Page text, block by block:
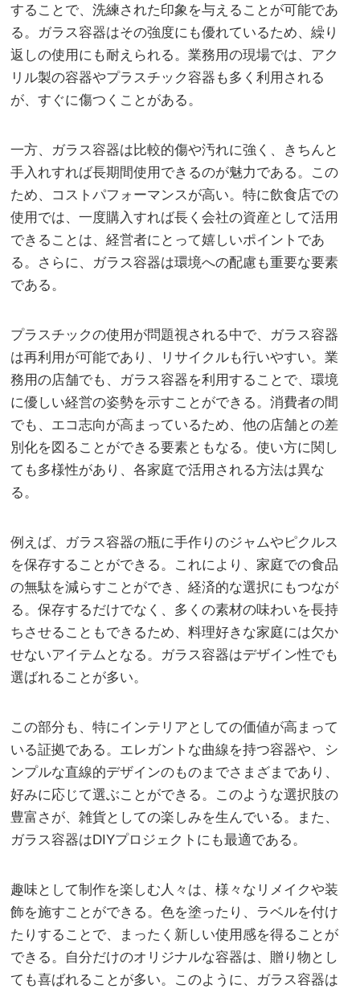
することで、洗練された印象を与えることが可能であ
る。ガラス容器はその強度にも優れているため、繰り
返しの使用にも耐えられる。業務用の現場では、アク
リル製の容器やプラスチック容器も多く利用される
が、すぐに傷つくことがある。
一方、ガラス容器は比較的傷や汚れに強く、きちんと
手入れすれば長期間使用できるのが魅力である。この
ため、コストパフォーマンスが高い。特に飲食店での
使用では、一度購入すれば長く会社の資産として活用
できることは、経営者にとって嬉しいポイントであ
る。さらに、ガラス容器は環境への配慮も重要な要素
である。
プラスチックの使用が問題視される中で、ガラス容器
は再利用が可能であり、リサイクルも行いやすい。業
務用の店舗でも、ガラス容器を利用することで、環境
に優しい経営の姿勢を示すことができる。消費者の間
でも、エコ志向が高まっているため、他の店舗との差
別化を図ることができる要素ともなる。使い方に関し
ても多様性があり、各家庭で活用される方法は異な
る。
例えば、ガラス容器の瓶に手作りのジャムやピクルス
を保存することができる。これにより、家庭での食品
の無駄を減らすことができ、経済的な選択にもつなが
る。保存するだけでなく、多くの素材の味わいを長持
ちさせることもできるため、料理好きな家庭には欠か
せないアイテムとなる。ガラス容器はデザイン性でも
選ばれることが多い。
この部分も、特にインテリアとしての価値が高まって
いる証拠である。エレガントな曲線を持つ容器や、シ
ンプルな直線的デザインのものまでさまざまであり、
好みに応じて選ぶことができる。このような選択肢の
豊富さが、雑貨としての楽しみを生んでいる。また、
ガラス容器はDIYプロジェクトにも最適である。
趣味として制作を楽しむ人々は、様々なリメイクや装
飾を施すことができる。色を塗ったり、ラベルを付け
たりすることで、まったく新しい使用感を得ることが
できる。自分だけのオリジナルな容器は、贈り物とし
ても喜ばれることが多い。このように、ガラス容器は